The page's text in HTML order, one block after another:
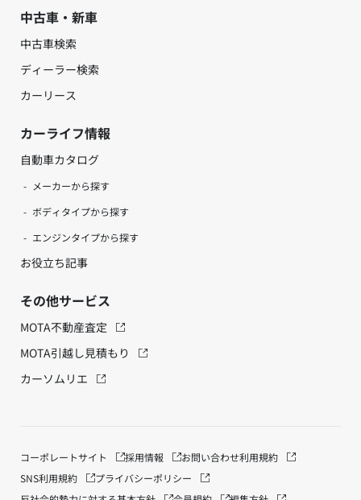
中古車・新車
中古車検索
ディーラー検索
カーリース
カーライフ情報
自動車カタログ
メーカーから探す
ボディタイプから探す
エンジンタイプから探す
お役立ち記事
その他サービス
MOTA不動産査定
MOTA引越し見積もり
カーソムリエ
コーポレートサイト 採用情報 お問い合わせ利用規約
SNS利用規約
プライバシーポリシー